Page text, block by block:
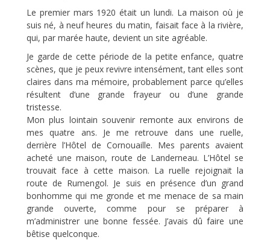
Le premier mars 1920 était un lundi. La maison où je
suis né, à neuf heures du matin, faisait face à la rivière,
qui, par marée haute, devient un site agréable.
Je garde de cette période de la petite enfance, quatre
scènes, que je peux revivre intensément, tant elles sont
claires dans ma mémoire, probablement parce qu’elles
résultent d’une grande frayeur ou d’une grande
tristesse.
Mon plus lointain souvenir remonte aux environs de
mes quatre ans. Je me retrouve dans une ruelle,
derrière l’Hôtel de Cornouaille. Mes parents avaient
acheté une maison, route de Landerneau. L’Hôtel se
trouvait face à cette maison. La ruelle rejoignait la
route de Rumengol. Je suis en présence d’un grand
bonhomme qui me gronde et me menace de sa main
grande ouverte, comme pour se préparer à
m’administrer une bonne fessée. J’avais dû faire une
bêtise quelconque.